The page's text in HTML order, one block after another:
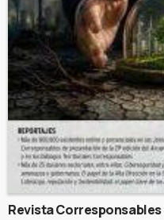
Revista Corresponsables